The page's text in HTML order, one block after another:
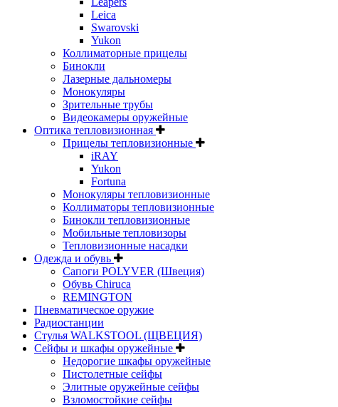
Leica
Swarovski
Yukon
Коллиматорные прицелы
Бинокли
Лазерные дальномеры
Монокуляры
Зрительные трубы
Видеокамеры оружейные
Оптика тепловизионная
Прицелы тепловизионные
iRAY
Yukon
Fortuna
Монокуляры тепловизионные
Коллиматоры тепловизионные
Бинокли тепловизионные
Мобильные тепловизоры
Тепловизионные насадки
Одежда и обувь
Сапоги POLYVER (Швеция)
Обувь Chiruca
REMINGTON
Пневматическое оружие
Радиостанции
Стулья WALKSTOOL (ЩВЕЦИЯ)
Сейфы и шкафы оружейные
Недорогие шкафы оружейные
Пистолетные сейфы
Элитные оружейные сейфы
Взломостойкие сейфы